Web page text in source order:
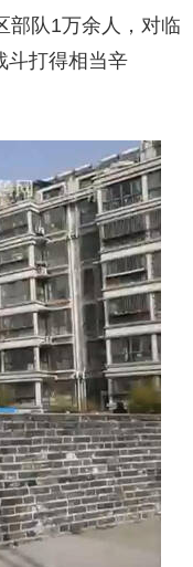
部队1万余人，对临
斗打得相当辛